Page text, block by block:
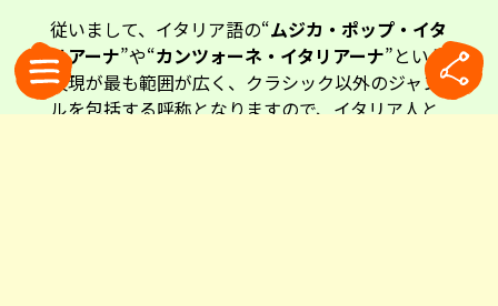
従いまして、イタリア語の“ムジカ・ポップ・イタ
リアーナ”や“カンツォーネ・イタリアーナ”という
表現が最も範囲が広く、クラシック以外のジャン
ルを包括する呼称となりますので、イタリア人と